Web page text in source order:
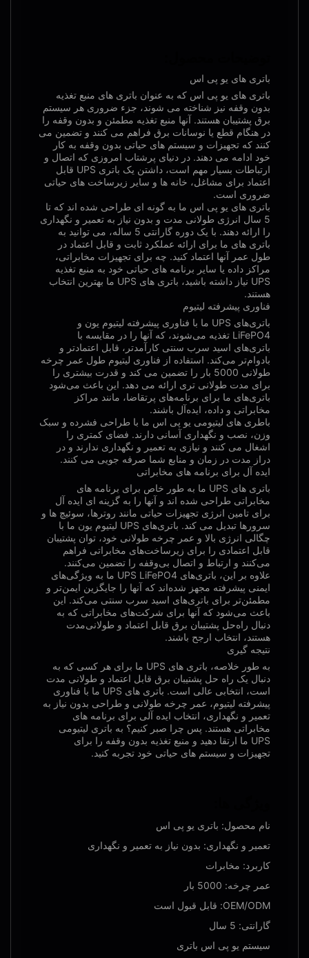
باتری های یو پی اس
باتری های یو پی اس که به عنوان باتری های منبع تغذیه
بدون وقفه نیز شناخته می شوند، جزء ضروری هر سیستم
برق پشتیبان هستند. آنها منبع تغذیه مطمئن و بدون وقفه را
در هنگام قطع یا نوسانات برق فراهم می کنند و تضمین می
کنند که تجهیزات و سیستم های حیاتی بدون وقفه به کار
خود ادامه می دهند. در دنیای پرشتاب امروزی که اتصال و
ارتباطات بسیار مهم است، داشتن یک باتری UPS قابل
اعتماد برای مشاغل، خانه ها و سایر زیرساخت های حیاتی
ضروری است.
باتری های یو پی اس ما به گونه ای طراحی شده اند که تا
5 سال انرژی طولانی مدت و بدون نیاز به تعمیر و نگهداری
را ارائه دهند. با یک دوره گارانتی 5 ساله، می توانید به
باتری های ما برای ارائه عملکرد ثابت و قابل اعتماد در
طول عمر آنها اعتماد کنید. چه برای تجهیزات مخابراتی،
مراکز داده یا سایر برنامه های حیاتی خود به منبع تغذیه
UPS نیاز داشته باشید، باتری های UPS ما بهترین انتخاب
هستند.
فناوری پیشرفته لیتیوم
باتری‌های UPS ما با فناوری پیشرفته لیتیوم یون و
LiFePO4 تغذیه می‌شوند، که آنها را در مقایسه با
باتری‌های اسید سرب سنتی کارآمدتر، قابل اعتمادتر و
بادوام‌تر می‌کند. استفاده از فناوری لیتیوم طول عمر چرخه
طولانی 5000 بار را تضمین می کند و قدرت بیشتری را
برای مدت طولانی تری ارائه می دهد. این باعث می‌شود
باتری‌های ما برای برنامه‌های پرتقاضا، مانند مراکز
مخابراتی و داده، ایده‌آل باشند.
باطری های لیتیومی یو پی اس ما با طراحی فشرده و سبک
وزن، نصب و نگهداری آسانی دارند. فضای کمتری را
اشغال می کنند و نیازی به تعمیر و نگهداری ندارند و در
دراز مدت در زمان و منابع شما صرفه جویی می کنند.
ایده آل برای برنامه های مخابراتی
باتری های UPS ما به طور خاص برای برنامه های
مخابراتی طراحی شده اند و آنها را به گزینه ای ایده آل
برای تامین انرژی تجهیزات حیاتی مانند روترها، سوئیچ ها و
سرورها تبدیل می کند. باتری‌های UPS لیتیوم یون ما با
چگالی انرژی بالا و عمر چرخه طولانی خود، توان پشتیبان
قابل اعتمادی را برای زیرساخت‌های مخابراتی فراهم
می‌کنند و ارتباط و اتصال بی‌وقفه را تضمین می‌کنند.
علاوه بر این، باتری‌های UPS LiFePO4 ما به ویژگی‌های
ایمنی پیشرفته مجهز شده‌اند که آنها را جایگزین ایمن‌تر و
مطمئن‌تر برای باتری‌های اسید سرب سنتی می‌کند. این
باعث می‌شود که آنها برای شرکت‌های مخابراتی که به
دنبال راه‌حل پشتیبان برق قابل اعتماد و طولانی‌مدت
هستند، انتخاب ارجح باشند.
نتیجه گیری
به طور خلاصه، باتری های UPS ما برای هر کسی که به
دنبال یک راه حل پشتیبان برق قابل اعتماد و طولانی مدت
است، انتخابی عالی است. باتری های UPS ما با فناوری
پیشرفته لیتیوم، عمر چرخه طولانی و طراحی بدون نیاز به
تعمیر و نگهداری، انتخاب ایده آلی برای برنامه های
مخابراتی هستند. پس چرا صبر کنیم؟ به باتری لیتیومی
UPS ما ارتقا دهید و منبع تغذیه بدون وقفه را برای
تجهیزات و سیستم های حیاتی خود تجربه کنید.
نام محصول: باتری یو پی اس
تعمیر و نگهداری: بدون نیاز به تعمیر و نگهداری
کاربرد: مخابرات
عمر چرخه: 5000 بار
OEM/ODM: قابل قبول است
گارانتی: 5 سال
سیستم یو پی اس باتری